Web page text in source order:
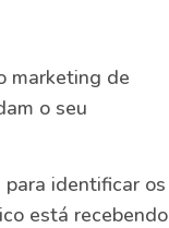
marketing de
o seu
identificar os
está recebendo